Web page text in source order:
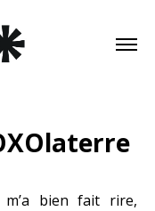
bien fait rire,